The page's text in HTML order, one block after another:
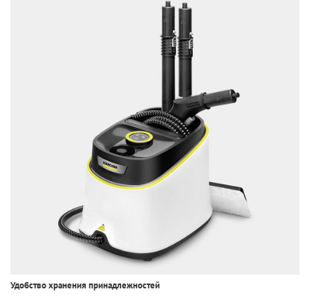
Удобство хранения принадлежностей